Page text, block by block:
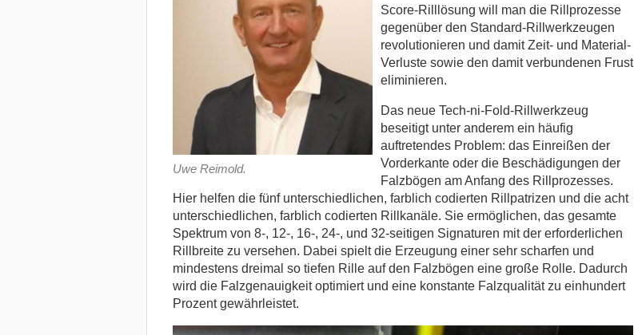
Uwe Reimold.
Score-Rilllösung will man die Rillprozesse
gegenüber den Standard-Rillwerkzeugen
revolutionieren und damit Zeit- und Material-
Verluste sowie den damit verbundenen Frust
eliminieren.
Das neue Tech-ni-Fold-Rillwerkzeug
beseitigt unter anderem ein häufig
auftretendes Problem: das Einreißen der
Vorderkante oder die Beschädigungen der
Falzbögen am Anfang des Rillprozesses.
Hier helfen die fünf unterschiedlichen, farblich codierten Rillpatrizen und die acht
unterschiedlichen, farblich codierten Rillkanäle. Sie ermöglichen, das gesamte
Spektrum von 8-, 12-, 16-, 24-, und 32-seitigen Signaturen mit der erforderlichen
Rillbreite zu versehen. Dabei spielt die Erzeugung einer sehr scharfen und
mindestens dreimal so tiefen Rille auf den Falzbögen eine große Rolle. Dadurch
wird die Falzgenauigkeit optimiert und eine konstante Falzqualität zu einhundert
Prozent gewährleistet.